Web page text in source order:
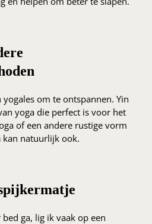
om te ontspannen. Yin
yoga die perfect is voor het
of een andere rustige vorm
kan natuurlijk ook.
ga, lig ik vaak op een